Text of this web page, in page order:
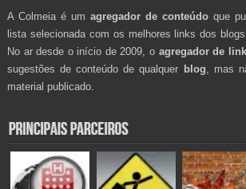
A Colmeia é um agregador de conteúdo que
lista selecionada com os melhores links dos
No ar desde o início de 2009, o agregador de
sugestões de conteúdo de qualquer blog , mas
material publicado.